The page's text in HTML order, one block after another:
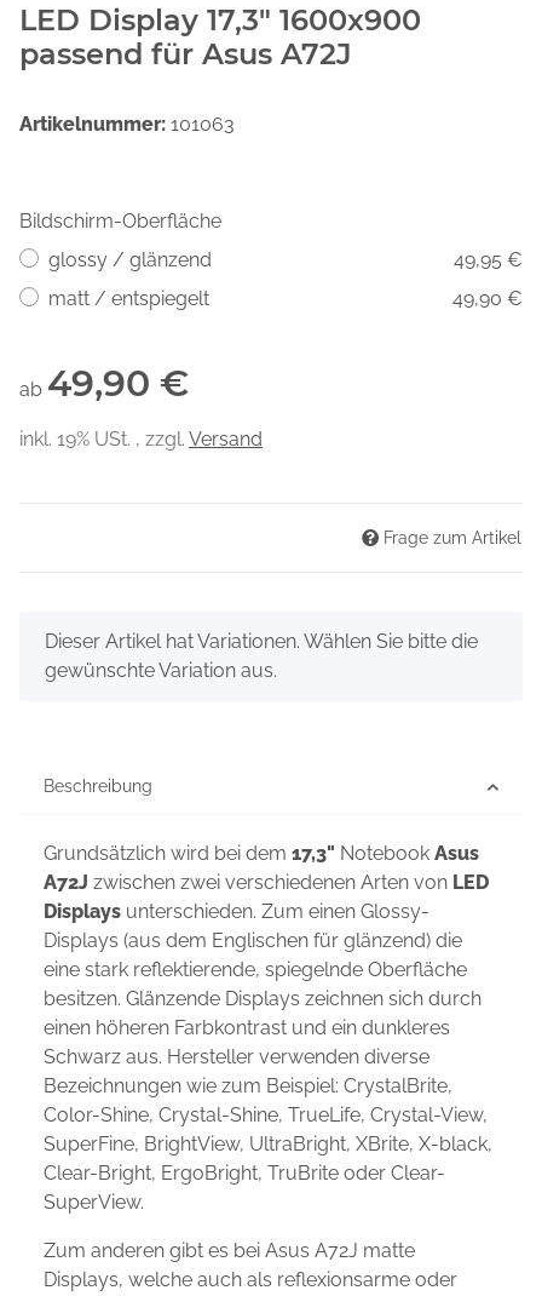
LED Display 17,3" 1600x900
passend für Asus A72J
Artikelnummer: 101063
Bildschirm-Oberfläche
glossy / glänzend
49,95 €
matt / entspiegelt
49,90 €
ab 49,90 €
inkl. 19% USt. , zzgl. Versand
Frage zum Artikel
x
Dieser Artikel hat Variationen. Wählen Sie bitte die
gewünschte Variation aus.
Beschreibung
Grundsätzlich wird bei dem 17,3" Notebook Asus
A72J zwischen zwei verschiedenen Arten von LED
Displays unterschieden. Zum einen Glossy-
Displays (aus dem Englischen für glänzend) die
eine stark reflektierende, spiegelnde Oberfläche
besitzen. Glänzende Displays zeichnen sich durch
einen höheren Farbkontrast und ein dunkleres
Schwarz aus. Hersteller verwenden diverse
Bezeichnungen wie zum Beispiel: CrystalBrite,
Color-Shine, Crystal-Shine, TrueLife, Crystal-View,
SuperFine, BrightView, UltraBright, XBrite, X-black,
Clear-Bright, ErgoBright, TruBrite oder Clear-
SuperView.
Zum anderen gibt es bei Asus A72J matte
Displays, welche auch als reflexionsarme oder